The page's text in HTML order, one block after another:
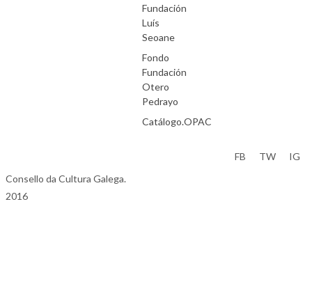
Fundación
Luís
Seoane
Fondo
Fundación
Otero
Pedrayo
Catálogo.OPAC
Consello da Cultura Galega.
2016
FB TW IG